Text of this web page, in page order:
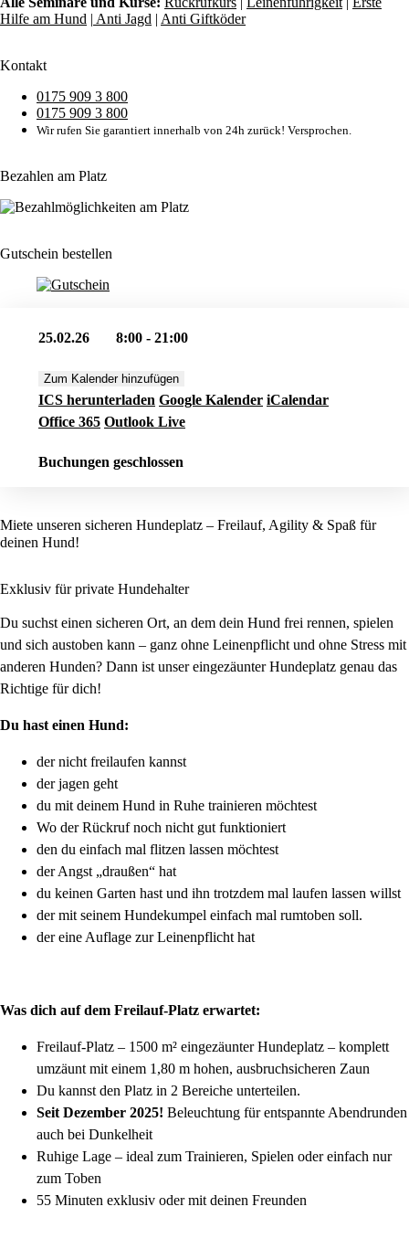
Hilfe am Hund | Anti Jagd | Anti Giftköder
Kontakt
0175 909 3 800
0175 909 3 800
Wir rufen Sie garantiert innerhalb von 24h zurück! Versprochen.
Bezahlen am Platz
Gutschein bestellen
25.02.26 8:00 - 21:00
Zum Kalender hinzufügen
ICS herunterladen Google Kalender iCalendar
Office 365 Outlook Live
Buchungen geschlossen
Miete unseren sicheren Hundeplatz – Freilauf, Agility & Spaß für
deinen Hund!
Exklusiv für private Hundehalter
Du suchst einen sicheren Ort, an dem dein Hund frei rennen, spielen
und sich austoben kann – ganz ohne Leinenpflicht und ohne Stress mit
anderen Hunden? Dann ist unser eingezäunter Hundeplatz genau das
Richtige für dich!
Du hast einen Hund:
der nicht freilaufen kannst
der jagen geht
du mit deinem Hund in Ruhe trainieren möchtest
Wo der Rückruf noch nicht gut funktioniert
den du einfach mal flitzen lassen möchtest
der Angst „draußen“ hat
du keinen Garten hast und ihn trotzdem mal laufen lassen willst
der mit seinem Hundekumpel einfach mal rumtoben soll.
der eine Auflage zur Leinenpflicht hat
Was dich auf dem Freilauf-Platz erwartet:
Freilauf-Platz – 1500 m² eingezäunter Hundeplatz – komplett
umzäunt mit einem 1,80 m hohen, ausbruchsicheren Zaun
Du kannst den Platz in 2 Bereiche unterteilen.
Seit Dezember 2025! Beleuchtung für entspannte Abendrunden
auch bei Dunkelheit
Ruhige Lage – ideal zum Trainieren, Spielen oder einfach nur
zum Toben
55 Minuten exklusiv oder mit deinen Freunden